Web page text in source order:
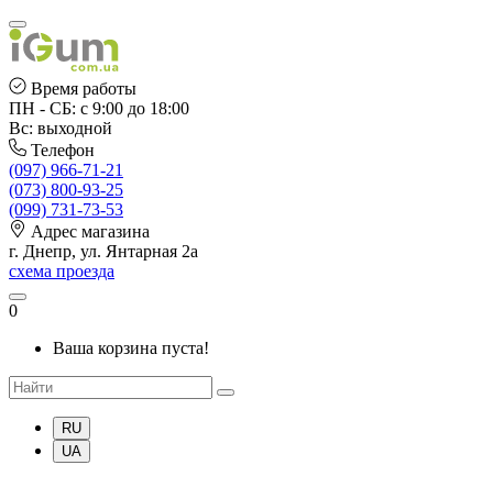
Время работы
ПН - СБ: с 9:00 до 18:00
Вс: выходной
Телефон
(097) 966-71-21
(073) 800-93-25
(099) 731-73-53
Адрес магазина
г. Днепр, ул. Янтарная 2а
схема проезда
0
Ваша корзина пуста!
RU
UA